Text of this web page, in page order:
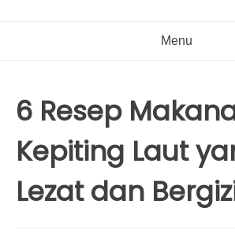
Menu
6 Resep
Kepiting Laut
Lezat dan